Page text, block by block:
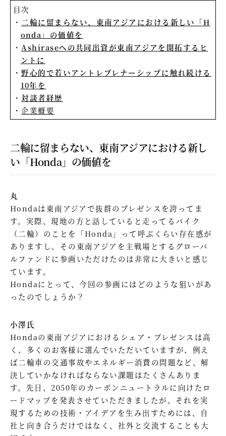
目次
二輪に留まらない、東南アジアにおける新しい「H
onda」の価値を
Ashiraseへの共同出資が東南アジアを開拓するヒ
ントに
野心的で若いアントレプレナーシップに触れ続ける
10年を
対談者経歴
企業概要
二輪に留まらない、東南アジアにおける新し
い「Honda」の価値を
丸
Hondaは東南アジアで抜群のプレゼンスを誇ってま
す。実際、現地の方と話していると走ってるバイク
（二輪）のことを「Honda」って呼ぶくらい存在感が
ありますし、その東南アジアを主戦場とするグローバ
ルファンドに参画いただけたのは非常に大きいと感じ
ています。
Hondaにとって、今回の参画にはどのような狙いがあ
ったのでしょうか？
小澤氏
Hondaの東南アジアにおけるシェア・プレゼンスは高
く、多くのお客様に選んでいただいていますが、例え
ば二輪車の交通事故やエネルギー消費の問題など、解
決していかなければならない課題はたくさんありま
す。先日、2050年のカーボンニュートラルに向けたロ
ードマップを発表させていただきましたが、それを実
現するための技術・アイデアを生み出すためには、自
社と向き合うだけではなく、社外と交流することも大